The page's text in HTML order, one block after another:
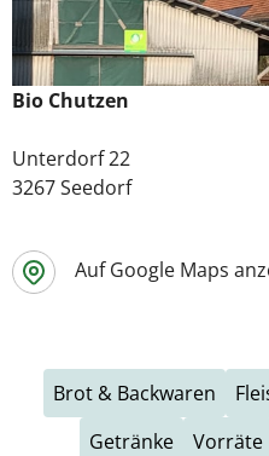
Bio Chutzen
Unterdorf 22
3267 Seedorf
Auf Google Maps
Brot & Backwaren
Getränke
Vorräte